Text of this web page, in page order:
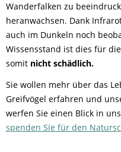
Wanderfalken zu
heranwachsen. Dank
auch im Dunkeln noch
Wissensstand ist dies für
somit nicht schädlich.
Sie wollen mehr über das
Greifvögel erfahren und
werfen Sie einen Blick in
spenden Sie für den